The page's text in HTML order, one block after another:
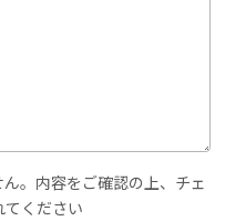
。内容をご確認の上、チェ
てください